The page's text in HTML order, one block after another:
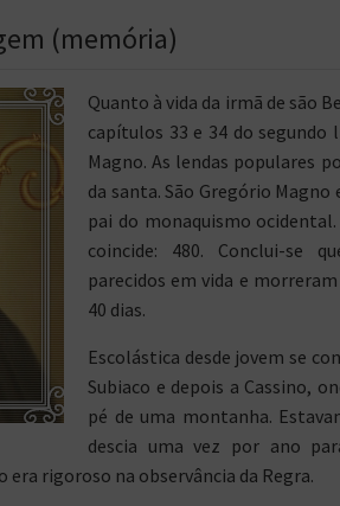
(memória)
Quanto à vida da irmã de são
capítulos 33 e 34 do segundo
Magno. As lendas populares
da santa. São Gregório
pai do monaquismo
coincide: 480. Conclui-se
parecidos em vida e
40 dias.
Escolástica desde jovem se
Subiaco e depois a Cassino,
pé de uma montanha.
descia uma vez por ano
rigoroso na observância da Regra.